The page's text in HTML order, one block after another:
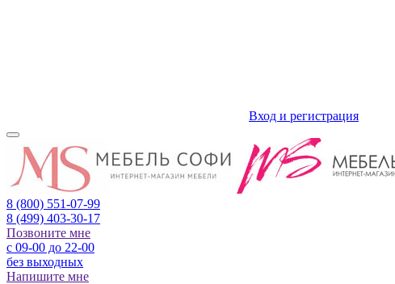
Вход и регистрация
8 (800) 551-07-99
8 (499) 403-30-17
Позвоните мне
с 09-00 до 22-00
без выходных
Напишите мне